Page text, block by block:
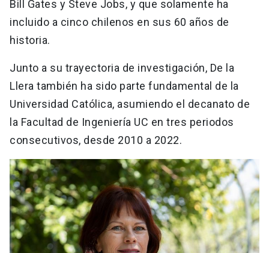
Bill Gates y Steve Jobs, y que solamente ha
incluido a cinco chilenos en sus 60 años de
historia.
Junto a su trayectoria de investigación, De la
Llera también ha sido parte fundamental de la
Universidad Católica, asumiendo el decanato de
la Facultad de Ingeniería UC en tres periodos
consecutivos, desde 2010 a 2022.